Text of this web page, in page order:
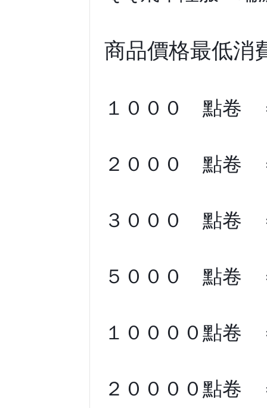
商品價格最低消
１０００ 點
２０００ 點卷
３０００ 點卷
５０００ 點卷
１００００點
２００００點卷